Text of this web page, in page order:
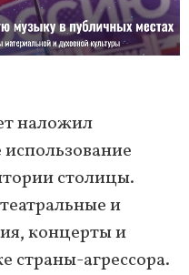
наложил
столицы.
и
концерты и
страны-агрессора.